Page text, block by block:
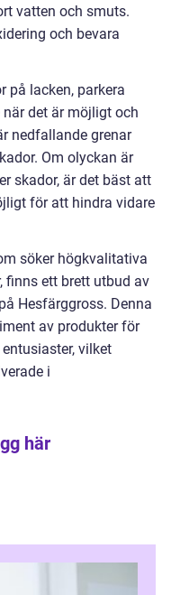
vatten och smuts.
och bevara
på lacken, parkera
det är möjligt och
nedfallande grenar
Om olyckan är
skador, är det bäst att
för att hindra vidare
söker högkvalitativa
finns ett brett utbud av
Hesfärggross. Denna
av produkter för
vilket
i
här